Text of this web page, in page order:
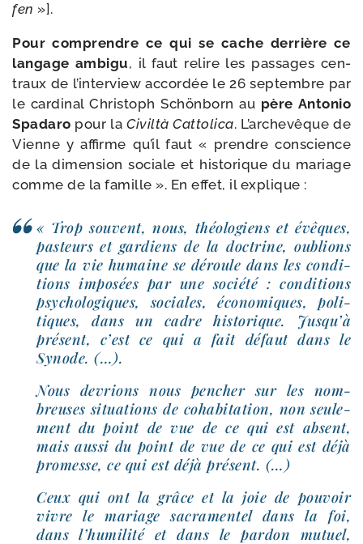
fen »].
Pour com­prendre ce qui se cache der­rière ce
lan­gage ambi­gu, il faut relire les pas­sages cen­
traux de l’interview accor­dée le 26 sep­tembre par
le car­di­nal Christoph Schönborn au père Antonio
Spadaro pour la Civiltà Cattolica. L’archevêque de
Vienne y affirme qu’il faut « prendre conscience
de la dimen­sion sociale et his­to­rique du mariage
comme de la famille ». En effet, il explique :
« Trop sou­vent, nous, théo­lo­giens et évêques,
pas­teurs et gar­diens de la doc­trine, oublions
que la vie humaine se déroule dans les condi­
tions impo­sées par une socié­té : condi­tions
psy­cho­lo­giques, sociales, éco­no­miques, poli­
tiques, dans un cadre his­to­rique. Jusqu’à
pré­sent, c’est ce qui a fait défaut dans le
Synode. (…).
Nous devrions nous pen­cher sur les nom­
breuses situa­tions de coha­bi­ta­tion, non seule­
ment du point de vue de ce qui est absent,
mais aus­si du point de vue de ce qui est déjà
pro­messe, ce qui est déjà présent. (…)
Ceux qui ont la grâce et la joie de pou­voir
vivre le mariage sacra­men­tel dans la foi,
dans l’humilité et dans le par­don mutuel,